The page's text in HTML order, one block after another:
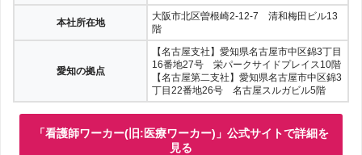
本社所在地
大阪市北区曽根崎2-12-7 清和梅田ビル13
階
愛知の拠点
【名古屋支社】愛知県名古屋市中区錦3丁目
16番地27号 栄パークサイドプレイス10階
【名古屋第二支社】愛知県名古屋市中区錦3
丁目22番地26号 名古屋スルガビル5階
「看護師ワーカー(旧:医療ワーカー)」公式サイトで詳細を
見る